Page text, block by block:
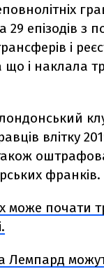
29 епізодів з
і
що і наклала
влітку
франків.
може почати
Лемпард